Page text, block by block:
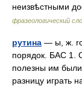
неизвѣстными
фразеологический
рутина — ы, ж.
порядок. БАС 1.
полезны им
разницу играть